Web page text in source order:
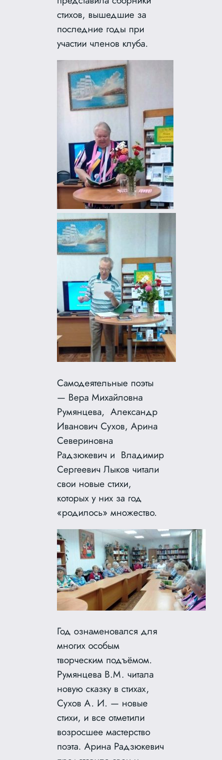
стихов, вышедшие за
последние годы при
участии членов клуба.
Самодеятельные поэты
— Вера Михайловна
Румянцева, Александр
Иванович Сухов, Арина
Севериновна
Радзюкевич и Владимир
Сергеевич Лыков читали
свои новые стихи,
которых у них за год
«родилось» множество.
Год ознаменовался для
многих особым
творческим подъёмом.
Румянцева В.М. читала
новую сказку в стихах,
Сухов А. И. — новые
стихи, и все отметили
возросшее мастерство
поэта. Арина Радзюкевич